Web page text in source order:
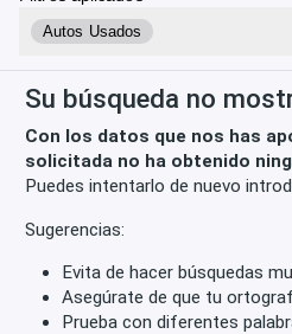
Autos Usados
Su búsqueda no
Con los datos que nos has
solicitada no ha obtenido
Puedes intentarlo de nuevo
Sugerencias:
Evita de hacer búsquedas
Asegúrate de que tu
Prueba con diferentes